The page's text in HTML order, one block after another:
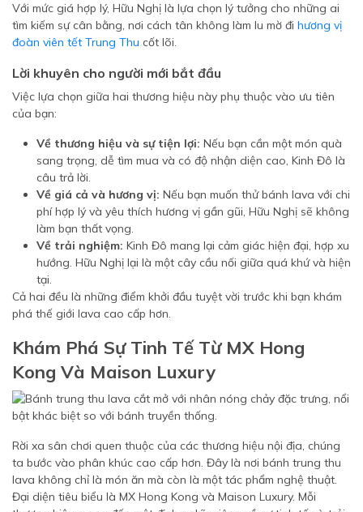
Với mức giá hợp lý, Hữu Nghị là lựa chọn lý tưởng cho những ai
tìm kiếm sự cân bằng, nơi cách tân không làm lu mờ đi hương vị
đoàn viên tết Trung Thu cốt lõi.
Lời khuyên cho người mới bắt đầu
Việc lựa chọn giữa hai thương hiệu này phụ thuộc vào ưu tiên
của bạn:
Về thương hiệu và sự tiện lợi: Nếu bạn cần một món quà
sang trọng, dễ tìm mua và có độ nhận diện cao, Kinh Đô là
câu trả lời.
Về giá cả và hương vị: Nếu bạn muốn thử bánh lava với chi
phí hợp lý và yêu thích hương vị gần gũi, Hữu Nghị sẽ không
làm bạn thất vọng.
Về trải nghiệm: Kinh Đô mang lại cảm giác hiện đại, hợp xu
hướng. Hữu Nghị lại là một cây cầu nối giữa quá khứ và hiện
tại.
Cả hai đều là những điểm khởi đầu tuyệt vời trước khi bạn khám
phá thế giới lava cao cấp hơn.
Khám Phá Sự Tinh Tế Từ MX Hong
Kong Và Maison Luxury
Rời xa sân chơi quen thuộc của các thương hiệu nội địa, chúng
ta bước vào phân khúc cao cấp hơn. Đây là nơi bánh trung thu
lava không chỉ là món ăn mà còn là một tác phẩm nghệ thuật.
Đại diện tiêu biểu là MX Hong Kong và Maison Luxury. Mỗi